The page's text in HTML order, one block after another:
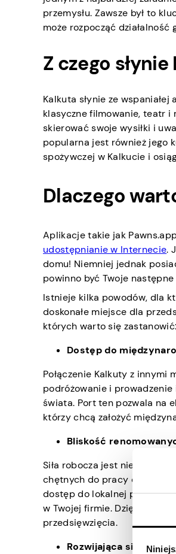
przemysłu. Zawsze był to
może rozpocząć
Z czego
Kalkuta słynie ze
klasyczne filmowanie, teatr i
skierować swoje wysiłki i
popularna jest również jego
spożywczej w Kalkucie i
Dlaczego
Aplikacje takie jak
udostępnianie w Internecie.
domu! Niemniej jednak
powinno być Twoje
Istnieje kilka powodów, dla
doskonałe miejsce dla
których warto się zastanowić:
Dostęp do
Połączenie Kalkuty z
podróżowanie i
świata. Port ten pozwala na
którzy chcą założyć
Bliskość
Siła robocza jest niezbędna
chętnych do pracy dla
dostęp do lokalnej puli
w Twojej firmie. Dzięki
przedsięwzięcia.
Rozwijająca się